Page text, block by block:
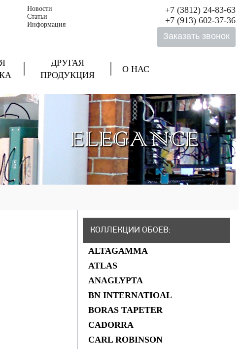
Новости
Статьи
Информация
+7 (3812) 24-83-63
+7 (913) 602-37-36
ДРУГАЯ
ПРОДУКЦИЯ
О НАС
ELEGANCE
КОЛЛЕКЦИИ ОБОЕВ:
ALTAGAMMA
ATLAS
ANAGLYPTA
BN INTERNATIOAL
BORAS TAPETER
CADORRA
CARL ROBINSON